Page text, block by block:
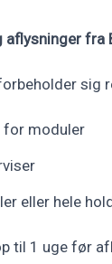
fra
sig
moduler
eller hele
til 1 uge før